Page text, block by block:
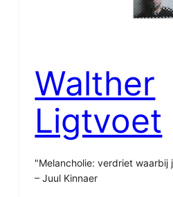
Walther
Ligtvoet
"Melancholie: verdriet waarbij
– Juul Kinnaer